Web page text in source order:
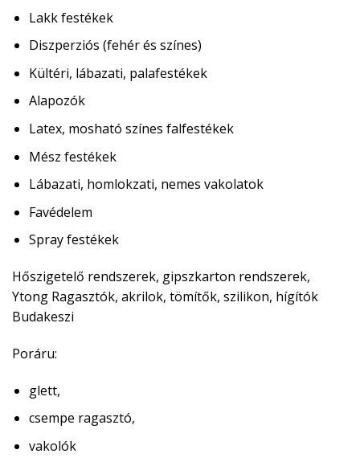
Lakk festékek
Diszperziós (fehér és színes)
Kültéri, lábazati, palafestékek
Alapozók
Latex, mosható színes falfestékek
Mész festékek
Lábazati, homlokzati, nemes vakolatok
Favédelem
Spray festékek
Hőszigetelő rendszerek, gipszkarton rendszerek,
Ytong Ragasztók, akrilok, tömítők, szilikon, hígítók
Budakeszi
Poráru:
glett,
csempe ragasztó,
vakolók